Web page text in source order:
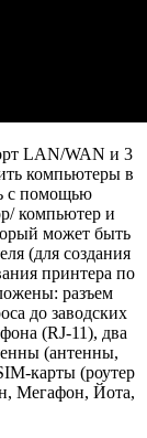
LAN/WAN и 3
компьютеры в
с помощью
компьютер и
может быть
(для создания
принтера по
разъем
до заводских
(RJ-11), два
(антенны,
карты (роутер
Мегафон, Йота,